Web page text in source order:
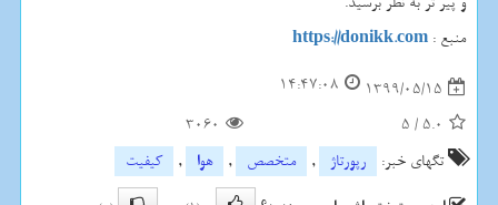
منبع : https://donikk.com
1399/05/15
14:47:08
5.0
/
5
3060
تگهای خبر:
رپورتاژ , متخصص , هوا ,
كیفیت